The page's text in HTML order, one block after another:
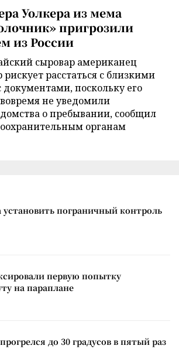
Уолкера из мема
пригрозили
из России
сыровар американец
расстаться с близкими
документами, поскольку его
не уведомили
о пребывании, сообщил
органам
пограничный контроль
первую попытку
на параплане
до 30 градусов в пятый раз